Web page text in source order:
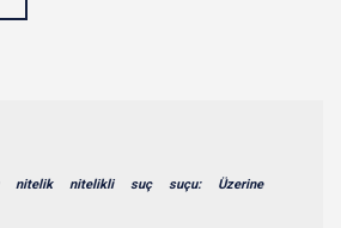
nitelik nitelikli suç suçu: Üzerine